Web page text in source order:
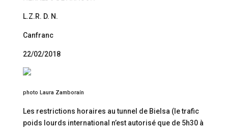
L.Z.R. D. N.
Canfranc
22/02/2018
photo Laura Zamboraín
Les restrictions horaires au tunnel de Bielsa (le trafic
poids lourds international n’est autorisé que de 5h30 à